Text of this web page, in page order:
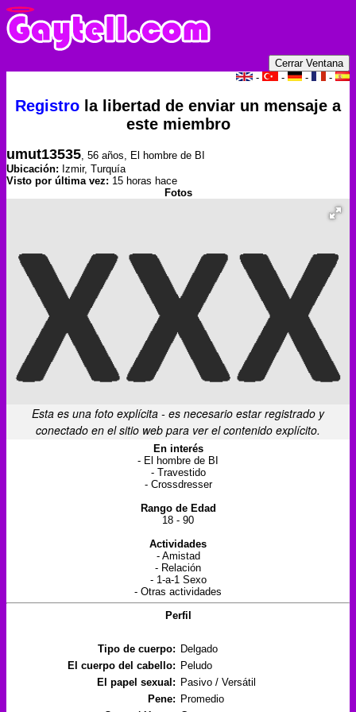
- - - -
Registro la libertad de enviar un mensaje a
este miembro
umut13535 , 56 años, El hombre de BI
Ubicación: Izmir, Turquía
Visto por última vez: 15 horas hace
Fotos
Esta es una foto explícita - es necesario estar registrado y
conectado en el sitio web para ver el contenido explícito.
En interés
- El hombre de BI
- Travestido
- Crossdresser
Rango de Edad
18 - 90
Actividades
- Amistad
- Relación
- 1-a-1 Sexo
- Otras actividades
Perfil
Tipo de cuerpo: Delgado
El cuerpo del cabello: Peludo
El papel sexual: Pasivo / Versátil
Pene: Promedio